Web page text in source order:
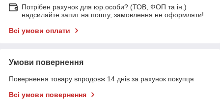
Потрібен рахунок для юр.особи? (ТОВ, ФОП та ін.)
надсилайте запит на пошту, замовлення не оформляти!
Всі умови оплати
Умови повернення
Повернення товару впродовж 14 днів за рахунок покупця
Всі умови повернення